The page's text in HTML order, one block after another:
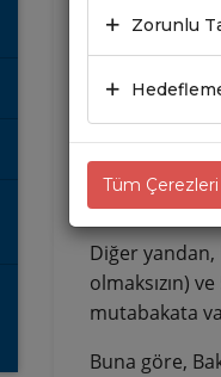
07.06.2021
Ulaştırma
transit
Diğer yandan,
olmaksızın)
mutabakata
Buna göre,
Zorunlu
Tüm